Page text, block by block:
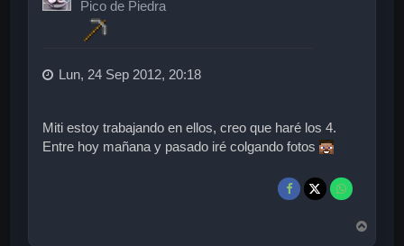
Pico de Piedra
Lun, 24 Sep 2012, 20:18
Miti estoy trabajando en ellos, creo que haré los 4.
Entre hoy mañana y pasado iré colgando fotos